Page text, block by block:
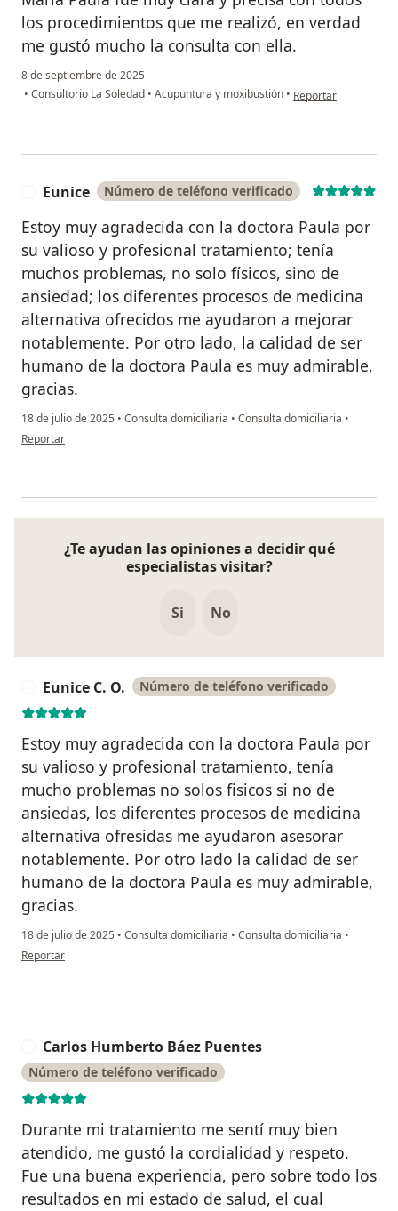
los procedimientos que me realizó, en verdad
me gustó mucho la consulta con ella.
8 de septiembre de 2025
• Consultorio La Soledad • Acupuntura y moxibustión • en opinión del
Reportar
Eunice Número de teléfono verificado
Estoy muy agradecida con la doctora Paula por
su valioso y profesional tratamiento; tenía
muchos problemas, no solo físicos, sino de
ansiedad; los diferentes procesos de medicina
alternativa ofrecidos me ayudaron a mejorar
notablemente. Por otro lado, la calidad de ser
humano de la doctora Paula es muy admirable,
gracias.
18 de julio de 2025 • Consulta domiciliaria • Consulta domiciliaria •
en opinión del usuario Eunice
Reportar
¿Te ayudan las opiniones a decidir qué
especialistas visitar?
Si No
Eunice C. O. Número de teléfono verificado
Estoy muy agradecida con la doctora Paula por
su valioso y profesional tratamiento, tenía
mucho problemas no solos fisicos si no de
ansiedas, los diferentes procesos de medicina
alternativa ofresidas me ayudaron asesorar
notablemente. Por otro lado la calidad de ser
humano de la doctora Paula es muy admirable,
gracias.
18 de julio de 2025 • Consulta domiciliaria • Consulta domiciliaria •
en opinión del usuario Eunice C. O.
Reportar
Carlos Humberto Báez Puentes
Número de teléfono verificado
Durante mi tratamiento me sentí muy bien
atendido, me gustó la cordialidad y respeto.
Fue una buena experiencia, pero sobre todo los
resultados en mi estado de salud, el cual